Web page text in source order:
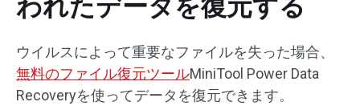
われたデータを復元する
ウイルスによって重要なファイルを失った場合、
無料のファイル復元ツールMiniTool Power Data
Recoveryを使ってデータを復元できます。